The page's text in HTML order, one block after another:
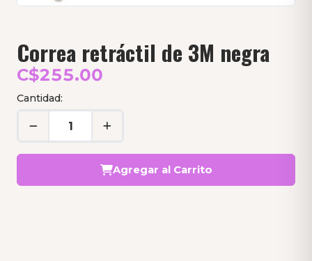
Correa retráctil de 3M negra
C$255.00
Cantidad:
Agregar al Carrito